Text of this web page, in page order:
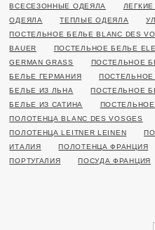
ВСЕСЕЗОННЫЕ ОДЕЯЛА
ОДЕЯЛА
ТЕПЛЫЕ ОДЕЯЛА
ПОСТЕЛЬНОЕ БЕЛЬЕ BLANC DES
BAUER
ПОСТЕЛЬНОЕ БЕЛЬЕ
GERMAN GRASS
ПОСТЕЛЬНОЕ
БЕЛЬЕ ГЕРМАНИЯ
БЕЛЬЕ ИЗ ЛЬНА
ПОСТЕЛЬНОЕ
БЕЛЬЕ ИЗ САТИНА
ПОЛОТЕНЦА BLANC DES VOSGES
ПОЛОТЕНЦА LEITNER LEINEN
ИТАЛИЯ
ПОЛОТЕНЦА ФРАНЦИЯ
ПОРТУГАЛИЯ
ПОСУДА ФРАНЦИЯ